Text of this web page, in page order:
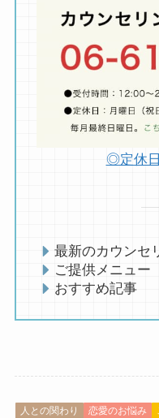
◎定休
最新のカウンセ
ご提供メニュー
おすすめ記事
人との関わり 恋愛のお悩み